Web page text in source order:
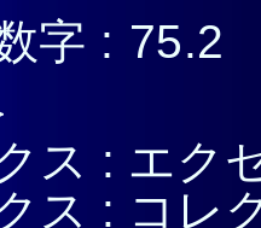
字 : 75.2
ス : エク
ス : コレ